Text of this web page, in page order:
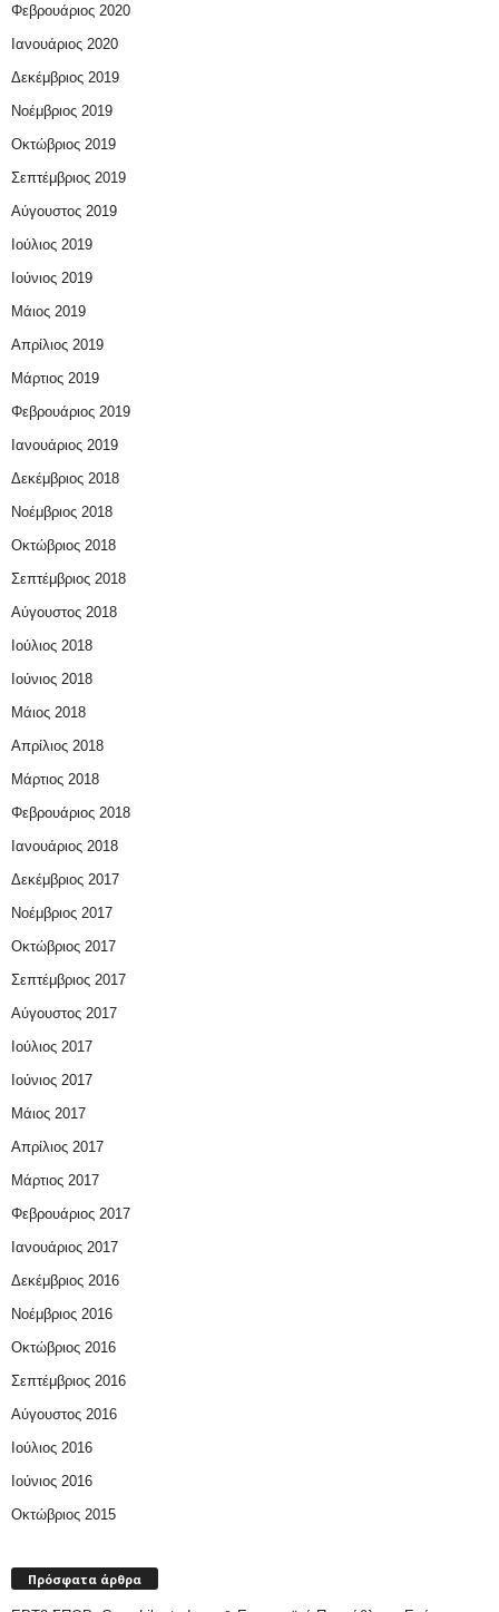
Φεβρουάριος 2020
Ιανουάριος 2020
Δεκέμβριος 2019
Νοέμβριος 2019
Οκτώβριος 2019
Σεπτέμβριος 2019
Αύγουστος 2019
Ιούλιος 2019
Ιούνιος 2019
Μάιος 2019
Απρίλιος 2019
Μάρτιος 2019
Φεβρουάριος 2019
Ιανουάριος 2019
Δεκέμβριος 2018
Νοέμβριος 2018
Οκτώβριος 2018
Σεπτέμβριος 2018
Αύγουστος 2018
Ιούλιος 2018
Ιούνιος 2018
Μάιος 2018
Απρίλιος 2018
Μάρτιος 2018
Φεβρουάριος 2018
Ιανουάριος 2018
Δεκέμβριος 2017
Νοέμβριος 2017
Οκτώβριος 2017
Σεπτέμβριος 2017
Αύγουστος 2017
Ιούλιος 2017
Ιούνιος 2017
Μάιος 2017
Απρίλιος 2017
Μάρτιος 2017
Φεβρουάριος 2017
Ιανουάριος 2017
Δεκέμβριος 2016
Νοέμβριος 2016
Οκτώβριος 2016
Σεπτέμβριος 2016
Αύγουστος 2016
Ιούλιος 2016
Ιούνιος 2016
Οκτώβριος 2015
Πρόσφατα άρθρα